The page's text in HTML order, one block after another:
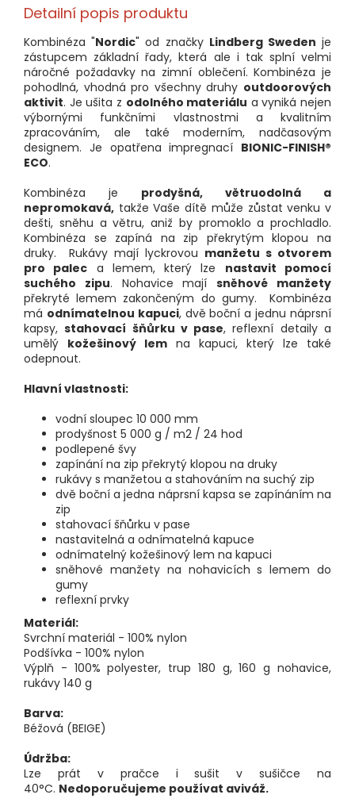
Detailní popis produktu
Kombinéza "Nordic" od značky Lindberg Sweden je
zástupcem základní řady, která ale i tak splní velmi
náročné požadavky na zimní oblečení. Kombinéza je
pohodlná, vhodná pro všechny druhy outdoorových
aktivit. Je ušita z odolného materiálu a vyniká nejen
výbornými funkčními vlastnostmi a kvalitním
zpracováním, ale také moderním, nadčasovým
designem. Je opatřena impregnací BIONIC-FINISH®
ECO.
Kombinéza je prodyšná, větruodolná a
nepromokavá, takže Vaše dítě může zůstat venku v
dešti, sněhu a větru, aniž by promoklo a prochladlo.
Kombinéza se zapíná na zip překrytým klopou na
druky. Rukávy mají lyckrovou manžetu s otvorem
pro palec a lemem, který lze nastavit pomocí
suchého zipu. Nohavice majísněhové manžety
překryté lemem zakončeným do gumy. Kombinéza
má odnímatelnou kapuci, dvě boční a jednu náprsní
kapsy,stahovací šňůrku v pase, reflexní detaily a
umělý kožešinový lem na kapuci, který lze také
odepnout.
Hlavní vlastnosti:
vodní sloupec 10 000 mm
prodyšnost 5 000 g / m2 / 24 hod
podlepené švy
zapínání na zip překrytý klopou na druky
rukávy s manžetou a stahováním na suchý zip
dvě boční a jedna náprsní kapsa se zapínáním na
zip
stahovací šňůrku v pase
nastavitelná a odnímatelná kapuce
odnímatelný kožešinový lem na kapuci
sněhové manžety na nohavicích s lemem do
gumy
reflexní prvky
Materiál:
Svrchní materiál - 100% nylon
Podšívka - 100% nylon
Výplň - 100% polyester, trup 180 g, 160 g nohavice,
rukávy 140 g
Barva:
Béžová (BEIGE)
Údržba:
Lze prát v pračce i sušit v sušičce na
40°C. Nedoporučujeme používat aviváž.